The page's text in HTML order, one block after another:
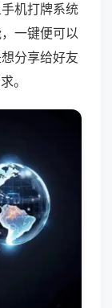
机打牌系统
一键便可以
分享给好友
。